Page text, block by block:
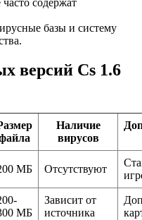
базы и систему
версий Cs 1.6
Наличие
вирусов
МБ Отсутствуют
МБ
Зависит от
источника